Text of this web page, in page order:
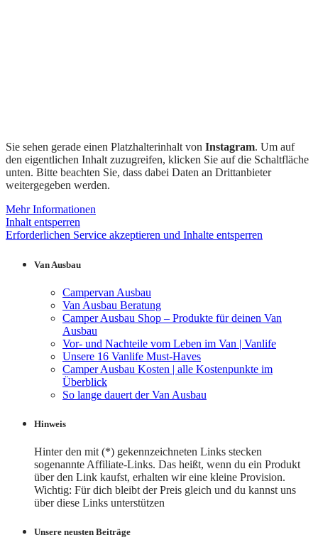
Sie sehen gerade einen Platzhalterinhalt von Instagram. Um auf
den eigentlichen Inhalt zuzugreifen, klicken Sie auf die Schaltfläche
unten. Bitte beachten Sie, dass dabei Daten an Drittanbieter
weitergegeben werden.
Mehr Informationen
Inhalt entsperren
Erforderlichen Service akzeptieren und Inhalte entsperren
Van Ausbau
Campervan Ausbau
Van Ausbau Beratung
Camper Ausbau Shop – Produkte für deinen Van
Ausbau
Vor- und Nachteile vom Leben im Van | Vanlife
Unsere 16 Vanlife Must-Haves
Camper Ausbau Kosten | alle Kostenpunkte im
Überblick
So lange dauert der Van Ausbau
Hinweis
Hinter den mit (*) gekennzeichneten Links stecken
sogenannte Affiliate-Links. Das heißt, wenn du ein Produkt
über den Link kaufst, erhalten wir eine kleine Provision.
Wichtig: Für dich bleibt der Preis gleich und du kannst uns
über diese Links unterstützen
Unsere neusten Beiträge